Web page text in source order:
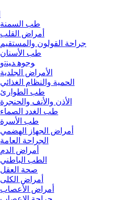
طب السمنة
أمراض القلب
جراحة القولون والمستقيم
طب الأسنان
ﻮﺟﻮﻫ ﺪﻴﻨﺗﻭ
الأمراض الجلدية
الحمية والنظام الغذائي
طب الطوارئ
الأذن والأنف والحنجرة
طب الغدد الصماء
طب الأسرة
أمراض الجهاز الهضمي
الجراحة العامة
أمراض الدم
الطب الباطني
صحة العقل
أمراض الكلى
أمراض الأعصاب